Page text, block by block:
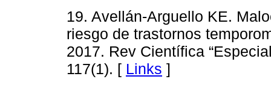
19. Avellán-Arguello KE.
riesgo de trastornos
2017. Rev Científica
117(1). [ Links ]